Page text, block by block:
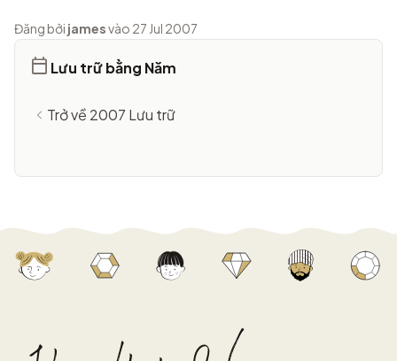
Đăng bởi jamesvào 27 Jul 2007
Lưu trữ bằng Năm
Trở về 2007 Lưu trữ